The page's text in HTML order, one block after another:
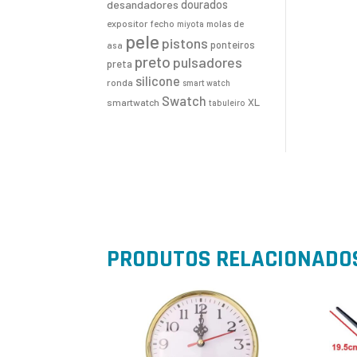
desandadores dourados
expositor fecho miyota molas de
asa pele pistons ponteiros
preta preto pulsadores
ronda silicone smart watch
smartwatch Swatch tabuleiro XL
PRODUTOS